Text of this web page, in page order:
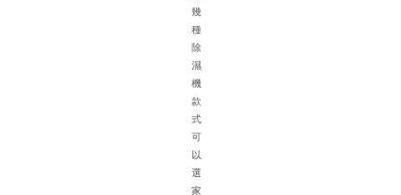
幾
種
除
濕
機
款
式
可
以
選
家